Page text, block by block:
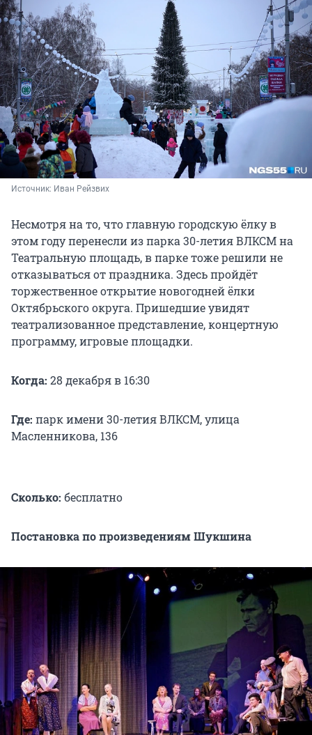
Источник: Иван Рейзвих
Несмотря на то, что главную городскую ёлку в
этом году перенесли из парка 30-летия ВЛКСМ на
Театральную площадь, в парке тоже решили не
отказываться от праздника. Здесь пройдёт
торжественное открытие новогодней ёлки
Октябрьского округа. Пришедшие увидят
театрализованное представление, концертную
программу, игровые площадки.
Когда: 28 декабря в 16:30
Где: парк имени 30-летия ВЛКСМ, улица
Масленникова, 136
Сколько: бесплатно
Постановка по произведениям Шукшина